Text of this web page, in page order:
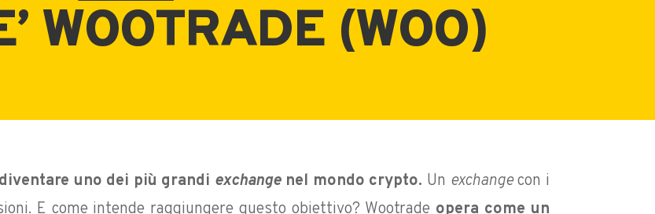
WOOTRADE (WOO)
uno dei più grandi exchangenel mondo crypto. Un exchangecon i
E come intende raggiungere questo obiettivo? Wootrade opera come un